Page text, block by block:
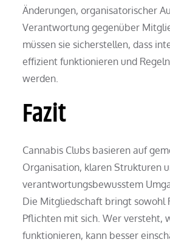
Änderungen, organisatorischer
Verantwortung gegenüber
müssen sie sicherstellen, dass
effizient funktionieren und
werden.
Fazit
Cannabis Clubs basieren auf
Organisation, klaren Strukturen
verantwortungsbewusstem
Die Mitgliedschaft bringt sowohl
Pflichten mit sich. Wer versteht,
funktionieren, kann besser